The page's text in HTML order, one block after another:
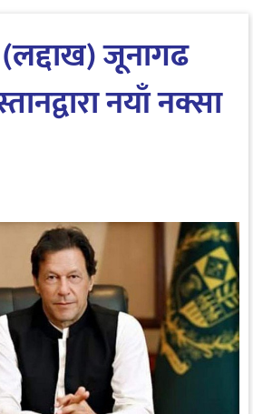
जूनागढ
नयाँ नक्सा